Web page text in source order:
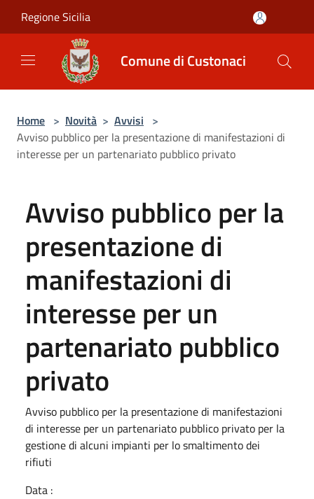
Regione Sicilia
Comune di Custonaci
Home > Novità > Avvisi >
Avviso pubblico per la presentazione di manifestazioni di
interesse per un partenariato pubblico privato
Avviso pubblico per la
presentazione di
manifestazioni di
interesse per un
partenariato pubblico
privato
Avviso pubblico per la presentazione di manifestazioni
di interesse per un partenariato pubblico privato per la
gestione di alcuni impianti per lo smaltimento dei
rifiuti
Data :